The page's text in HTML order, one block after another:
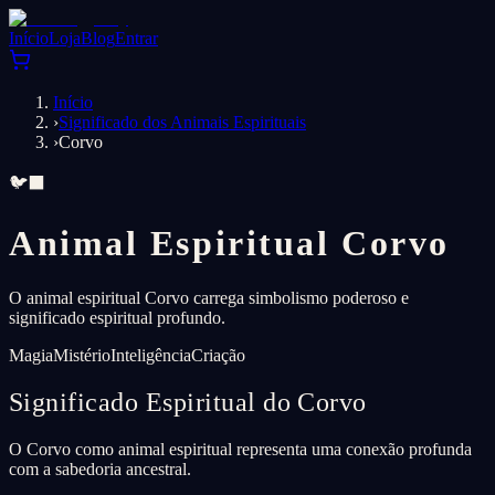
InícioLojaBlogEntrar
Início
›Significado dos Animais Espirituais
›Corvo
🐦‍⬛
Animal Espiritual Corvo
O animal espiritual Corvo carrega simbolismo poderoso e
significado espiritual profundo.
MagiaMistérioInteligênciaCriação
Significado Espiritual do Corvo
O Corvo como animal espiritual representa uma conexão profunda
com a sabedoria ancestral.